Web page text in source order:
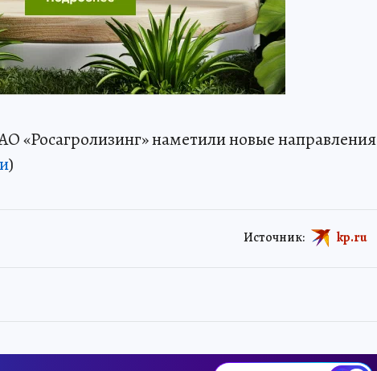
«Росагролизинг» наметили новые направления
)
Источник: kp.ru